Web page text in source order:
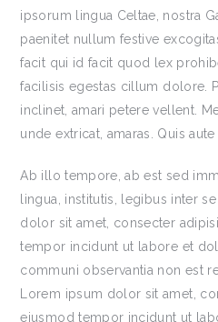
ipsorum lingua Celtae, nostra
paenitet nullum festive
facit qui id facit quod lex
facilisis egestas cillum dolore.
inclinet, amari petere vellent.
unde extricat, amaras. Quis
Ab illo tempore, ab est sed
lingua, institutis, legibus inter
dolor sit amet, consecter
tempor incidunt ut labore et
communi observantia non est
Lorem ipsum dolor sit amet,
eiusmod tempor incidunt ut